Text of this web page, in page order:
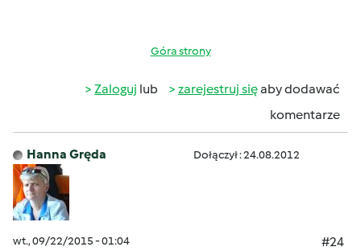
Góra strony
Zaloguj lub zarejestruj sięaby dodawać
komentarze
Hanna Gręda Dołączył : 24.08.2012
wt., 09/22/2015 - 01:04
#24